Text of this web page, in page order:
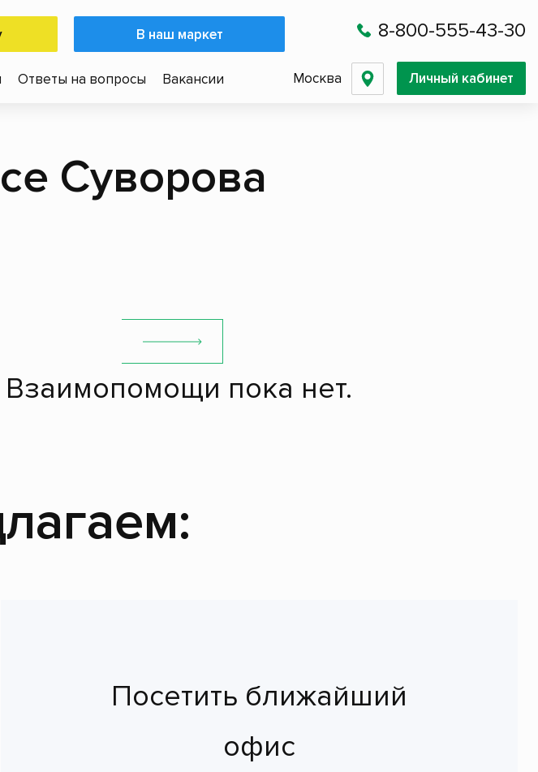
В наш маркет 8-800-555-43-30
Ответы на вопросы Вакансии Москва Личный кабинет
Суворова
пока нет.
Посетить ближайший
офис